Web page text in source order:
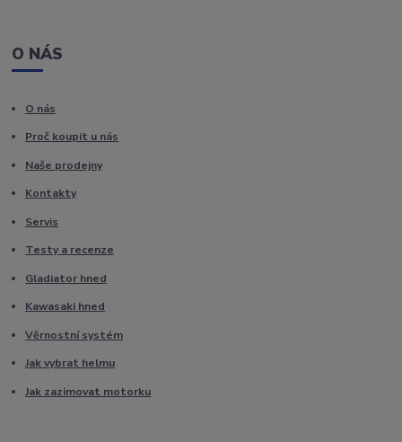
O NÁS
O nás
Proč koupit u nás
Naše prodejny
Kontakty
Servis
Testy a recenze
Gladiator hned
Kawasaki hned
Věrnostní systém
Jak vybrat helmu
Jak zazimovat motorku